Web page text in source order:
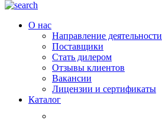
О нас
Направление деятельности
Поставщики
Стать дилером
Отзывы клиентов
Вакансии
Лицензии и сертификаты
Каталог